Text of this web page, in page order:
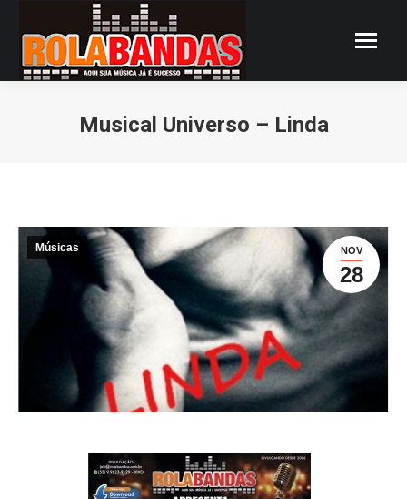
Musical Universo – Linda
NOV
28
Músicas